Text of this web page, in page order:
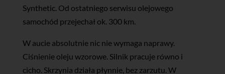
Synthetic. Od ostatniego serwisu olejowego
samochód przejechał ok. 300 km.
W aucie absolutnie nic nie wymaga naprawy.
Ciśnienie oleju wzorowe. Silnik pracuje równo i
cicho. Skrzynia działa płynnie, bez zarzutu. W